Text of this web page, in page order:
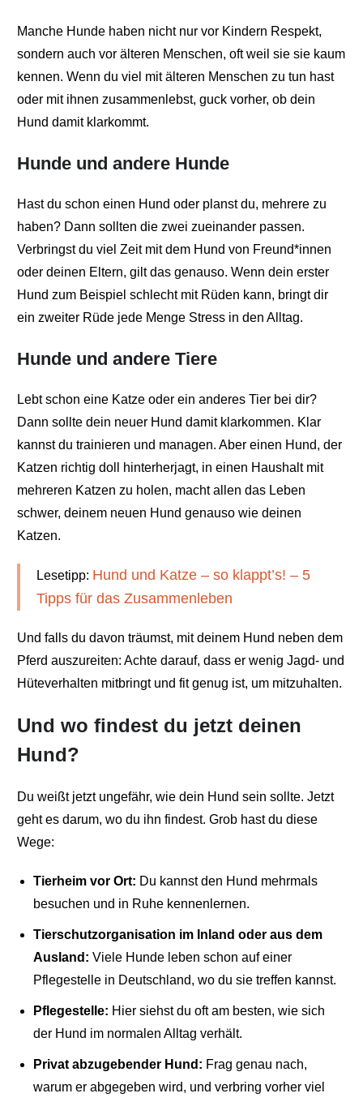
Manche Hunde haben nicht nur vor Kindern Respekt,
sondern auch vor älteren Menschen, oft weil sie sie kaum
kennen. Wenn du viel mit älteren Menschen zu tun hast
oder mit ihnen zusammenlebst, guck vorher, ob dein
Hund damit klarkommt.
Hunde und andere Hunde
Hast du schon einen Hund oder planst du, mehrere zu
haben? Dann sollten die zwei zueinander passen.
Verbringst du viel Zeit mit dem Hund von Freund*innen
oder deinen Eltern, gilt das genauso. Wenn dein erster
Hund zum Beispiel schlecht mit Rüden kann, bringt dir
ein zweiter Rüde jede Menge Stress in den Alltag.
Hunde und andere Tiere
Lebt schon eine Katze oder ein anderes Tier bei dir?
Dann sollte dein neuer Hund damit klarkommen. Klar
kannst du trainieren und managen. Aber einen Hund, der
Katzen richtig doll hinterherjagt, in einen Haushalt mit
mehreren Katzen zu holen, macht allen das Leben
schwer, deinem neuen Hund genauso wie deinen
Katzen.
Lesetipp: Hund und Katze – so klappt’s! – 5
Tipps für das Zusammenleben
Und falls du davon träumst, mit deinem Hund neben dem
Pferd auszureiten: Achte darauf, dass er wenig Jagd- und
Hüteverhalten mitbringt und fit genug ist, um mitzuhalten.
Und wo findest du jetzt deinen
Hund?
Du weißt jetzt ungefähr, wie dein Hund sein sollte. Jetzt
geht es darum, wo du ihn findest. Grob hast du diese
Wege:
Tierheim vor Ort: Du kannst den Hund mehrmals
besuchen und in Ruhe kennenlernen.
Tierschutzorganisation im Inland oder aus dem
Ausland: Viele Hunde leben schon auf einer
Pflegestelle in Deutschland, wo du sie treffen kannst.
Pflegestelle: Hier siehst du oft am besten, wie sich
der Hund im normalen Alltag verhält.
Privat abzugebender Hund: Frag genau nach,
warum er abgegeben wird, und verbring vorher viel